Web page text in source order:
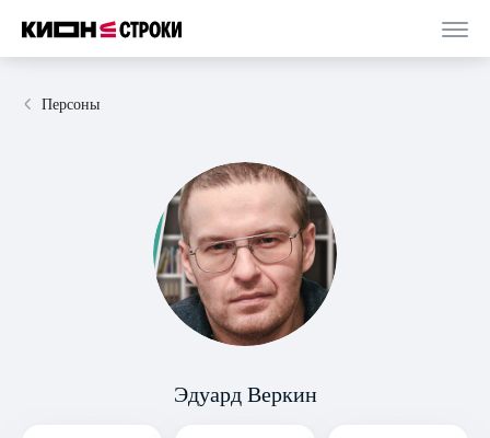
Персоны
Эдуард Веркин